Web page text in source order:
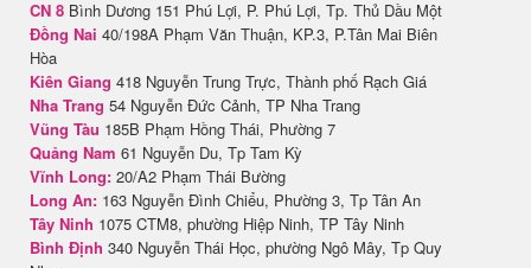
CN 8 Bình Dương 151 Phú Lợi, P. Phú Lợi, Tp. Thủ Dầu Một
Đồng Nai 40/198A Phạm Văn Thuận, KP.3, P.Tân Mai Biên
Hòa
Kiên Giang 418 Nguyễn Trung Trực, Thành phố Rạch Giá
Nha Trang 54 Nguyễn Đức Cảnh, TP Nha Trang
Vũng Tàu 185B Phạm Hồng Thái, Phường 7
Quảng Nam 61 Nguyễn Du, Tp Tam Kỳ
Vĩnh Long: 20/A2 Phạm Thái Bường
Long An: 163 Nguyễn Đình Chiểu, Phường 3, Tp Tân An
Tây Ninh 1075 CTM8, phường Hiệp Ninh, TP Tây Ninh
Bình Định 340 Nguyễn Thái Học, phường Ngô Mây, Tp Quy